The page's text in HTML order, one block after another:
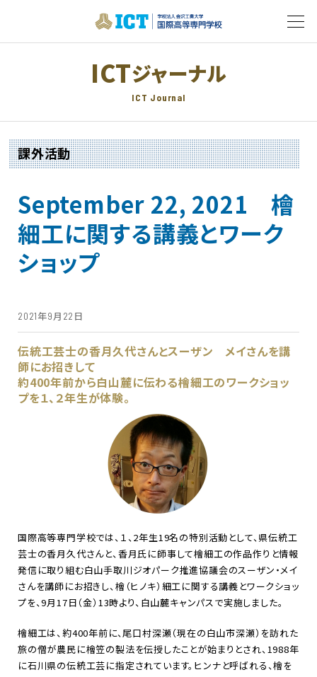
ICTジャーナル
ICT Journal
課外活動
September 22, 2021 檜
細工に関する講義とワーク
ショップ
2021年9月22日
伝統工芸士の香月久代さんとスーザン メイさんを講
師にお招きして
約400年前から白山麓に伝わる檜細工のワークショッ
プを１、２年生が体験。
国際高等専門学校では、１、2年生19名の特別活動として、県伝統工
芸士の香月久代さんと、香月氏に師事して檜細工の作品作りと情報
発信に取り組む白山手取川ジオパーク推進協議会のスーザン・メイ
さんを講師にお招きし、檜（ヒノキ）細工に関する講義とワークショッ
プを、9月17日（金）13時より、白山麓キャンパスで実施しました。
檜細工は、約400年前に、尾口村深瀬（現在の白山市深瀬）を訪れた
旅の僧が農民に檜笠の製法を伝授したことが始まりとされ、1988年
に石川県の伝統工芸に指定されています。ヒンナと呼ばれる、檜を